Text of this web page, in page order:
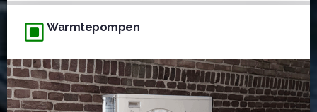
Warmtepompen